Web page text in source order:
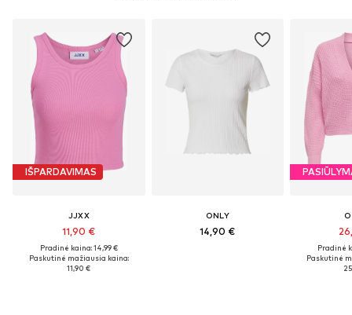
IŠPARDAVIMAS
JJXX
11,90 €
Pradinė kaina: 14,99 €
Paskutinė mažiausia kaina:
11,90 €
ONLY
14,90 €
Pradinė
Paskutinė